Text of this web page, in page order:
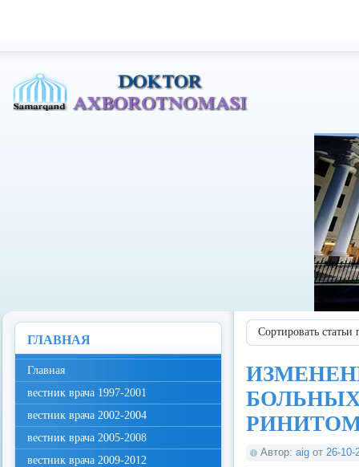
Сортировать
Автор: aig от 26-10-
ГЛАВНАЯ
Главная
вестник врача 1997-2001
вестник врача 2002-2004
вестник врача 2005-2008
вестник врача 2009-2012